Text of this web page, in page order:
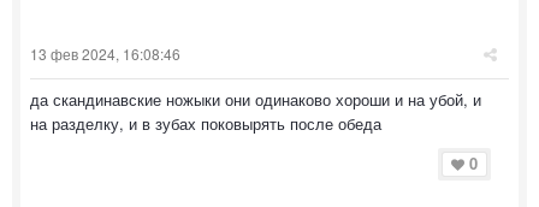
13 фев 2024, 16:08:46
да скандинавские ножыки они одинаково хороши и на убой, и
на разделку, и в зубах поковырять после обеда
0